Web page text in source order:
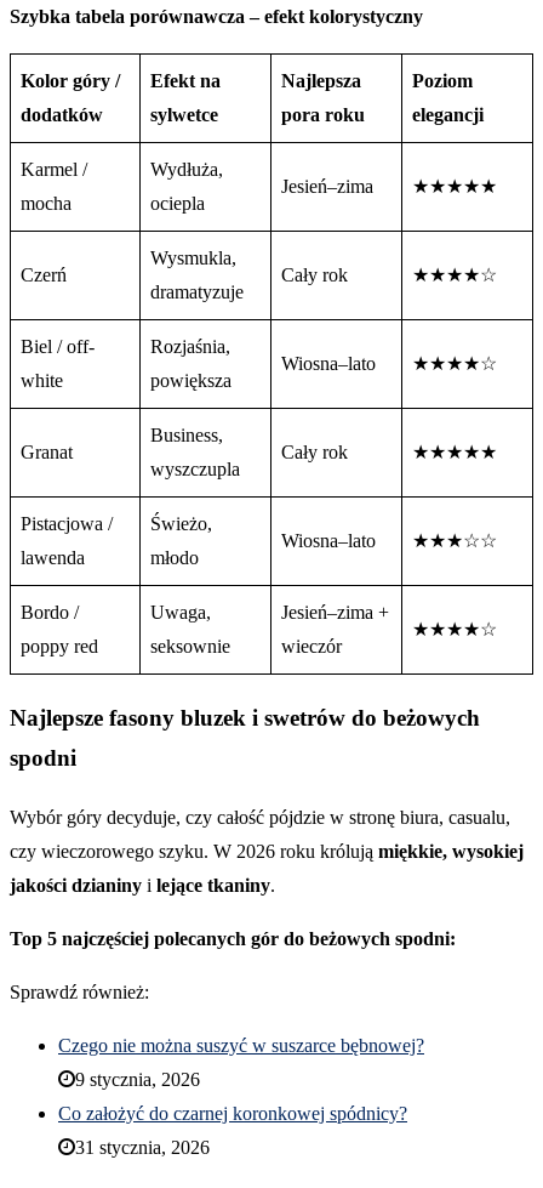
Szybka tabela porównawcza – efekt kolorystyczny
Kolor góry /
dodatków
Efekt na
sylwetce
Najlepsza
pora roku
Poziom
elegancji
Karmel /
mocha
Wydłuża,
ociepla
Jesień–zima ★★★★★
Czerń
Wysmukla,
dramatyzuje
Cały rok ★★★★☆
Biel / off-
white
Rozjaśnia,
powiększa
Wiosna–lato ★★★★☆
Granat
Business,
wyszczupla
Cały rok ★★★★★
Pistacjowa /
lawenda
Świeżo,
młodo
Wiosna–lato ★★★☆☆
Bordo /
poppy red
Uwaga,
seksownie
Jesień–zima +
wieczór
★★★★☆
Najlepsze fasony bluzek i swetrów do beżowych
spodni
Wybór góry decyduje, czy całość pójdzie w stronę biura, casualu,
czy wieczorowego szyku. W 2026 roku królują miękkie, wysokiej
jakości dzianiny i lejące tkaniny.
Top 5 najczęściej polecanych gór do beżowych spodni:
Sprawdź również:
Czego nie można suszyć w suszarce bębnowej?
9 stycznia, 2026
Co założyć do czarnej koronkowej spódnicy?
31 stycznia, 2026